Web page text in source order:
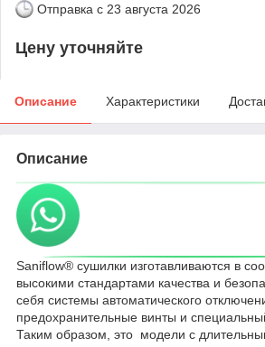
Отправка с 23 августа 2026
Цену уточняйте
Описание Характеристики
Описание
Saniflow® сушилки изготавливаются в
высокими стандартами качества и
себя системы автоматического
предохранительные винты и
Таким образом, это модели с